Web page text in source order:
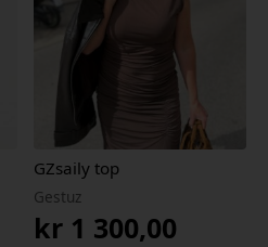
GZsaily top
Gestuz
kr1 300,00